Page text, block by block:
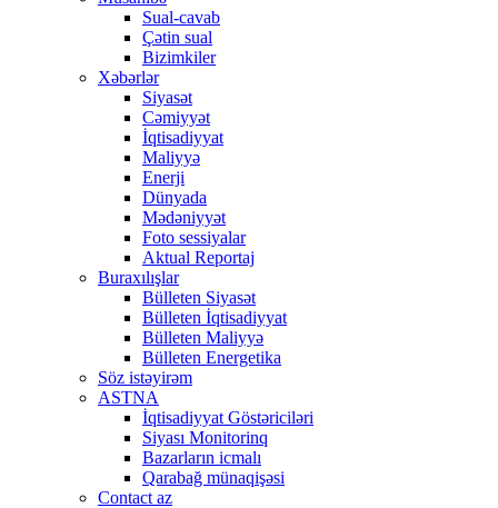
Sual-cavab
Çətin sual
Bizimkiler
Xəbərlər
Siyasət
Cəmiyyət
İqtisadiyyat
Maliyyə
Enerji
Dünyada
Mədəniyyət
Foto sessiyalar
Aktual Reportaj
Buraxılışlar
Bülleten Siyasət
Bülleten İqtisadiyyat
Bülleten Maliyyə
Bülleten Energetika
Söz istəyirəm
ASTNA
İqtisadiyyat Göstəriciləri
Siyası Monitorinq
Bazarların icmalı
Qarabağ münaqişəsi
Contact az